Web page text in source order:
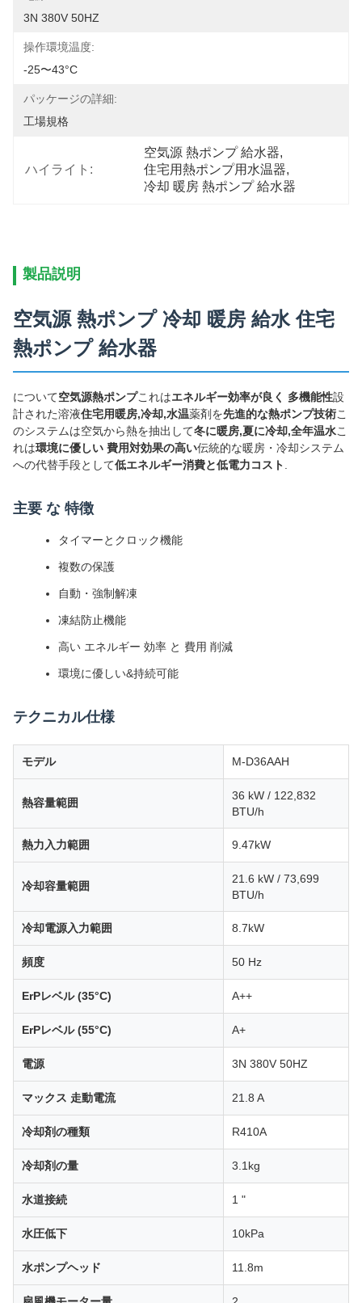
3N 380V 50HZ
操作環境温度:
-25〜43°C
パッケージの詳細:
工場規格
ハイライト:
空気源 熱ポンプ 給水器,
住宅用熱ポンプ用水温器,
冷却 暖房 熱ポンプ 給水器
製品説明
空気源 熱ポンプ 冷却 暖房 給水 住宅
熱ポンプ 給水器
について空気源熱ポンプこれはエネルギー効率が良く 多機能性設
計された溶液住宅用暖房,冷却,水温薬剤を先進的な熱ポンプ技術こ
のシステムは空気から熱を抽出して冬に暖房,夏に冷却,全年温水こ
れは環境に優しい 費用対効果の高い伝統的な暖房・冷却システム
への代替手段として低エネルギー消費と低電力コスト
主要 な 特徴
タイマーとクロック機能
複数の保護
自動・強制解凍
凍結防止機能
高い エネルギー 効率 と 費用 削減
環境に優しい&持続可能
テクニカル仕様
モデル M-D36AAH
熱容量範囲
36 kW / 122,832
BTU/h
熱力入力範囲 9.47kW
冷却容量範囲
21.6 kW / 73,699
BTU/h
冷却電源入力範囲 8.7kW
頻度 50 Hz
ErPレベル (35°C) A++
ErPレベル (55°C) A+
電源 3N 380V 50HZ
マックス 走動電流 21.8 A
冷却剤の種類 R410A
冷却剤の量 3.1kg
水道接続 1 "
水圧低下 10kPa
水ポンプヘッド 11.8m